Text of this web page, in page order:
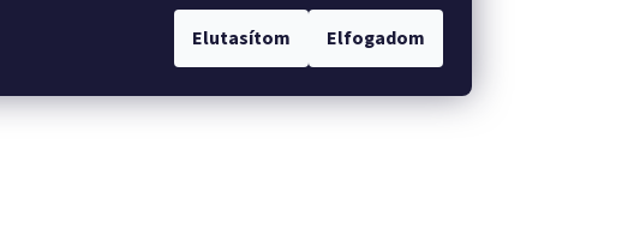
Elutasítom Elfogadom